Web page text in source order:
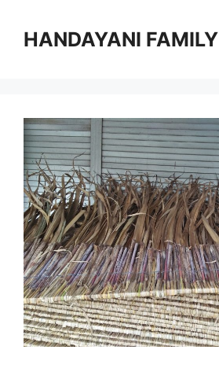
HANDAYANI FAMILY